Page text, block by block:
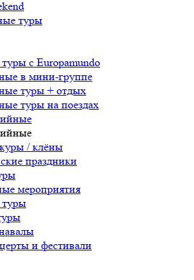
туры
с Europamundo
в мини-группе
туры + отдых
туры на поездах
/ клёны
праздники
мероприятия
и фестивали